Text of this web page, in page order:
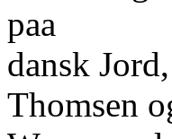
paa
dansk
Thomsen